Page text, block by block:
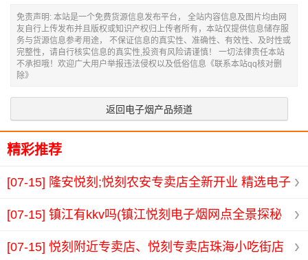
免责声明: 本站是一个免费货源信息发布平台， 全站内容信息及图片均由网
友自行上传发布并且版权或知识产权归上传者所有，本站仅提供信息储存服
务与货源信息参考用途， 不保证信息的真实性、准确性、有效性、及时性或
完整性，请自行核实信息的真实性,投资有风险请谨慎！ 一切法律责任本站
不承担哦！欢迎广大用户举报违法侵权以及低俗信息《联系本站qq核对删
除》
返回电子烟产品频道
精彩推荐
[07-15] 隆安悦刻;悦刻农安专卖店全新开业 精选电子
烟助您畅享品质生活
[07-15] 镇江有kkv吗(镇江悦刻电子烟网点全景探秘
与消费趋势分析)
[07-15] 悦刻附近专卖店、悦刻专卖店珠海小吃街店